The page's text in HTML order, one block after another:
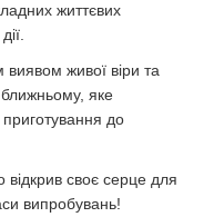
життєвих
живої віри та
ближньому, яке
до
відкрив своє серце для
випробувань!